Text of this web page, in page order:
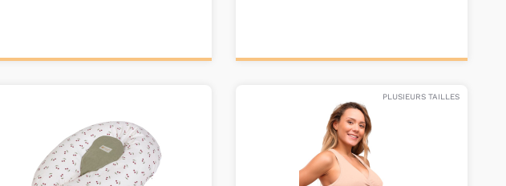
PLUSIEURS TAILLES